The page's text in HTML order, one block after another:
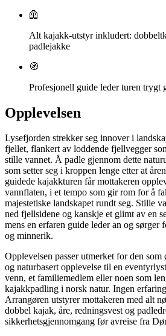
🦺
Alt kajakk-utstyr inkludert:
padlejakke
🧭
Profesjonell guide leder turen trygt
Opplevelsen
Lysefjorden strekker seg innover i
fjellet, flankert av loddende fjellvegger
stille vannet. Å padle gjennom dette
som setter seg i kroppen lenge etter at
guidede kajakkturen får mottakeren
vannflaten, i et tempo som gir rom for å
majestetiske landskapet rundt seg. Stille
ned fjellsidene og kanskje et glimt av en
mens en erfaren guide leder an og sørger
og minnerik.
Opplevelsen passer utmerket for den
og naturbasert opplevelse til en
venn, et familiemedlem eller noen som
kajakkpadling i norsk natur. Ingen
Arrangøren utstyrer mottakeren med alt
dobbel kajak, åre, redningsvest og
sikkerhetsgjennomgang før avreise fra